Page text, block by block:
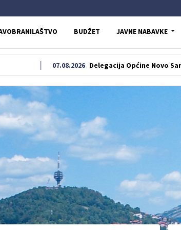
BUDŽET JAVNE NABAVKE
Delegacija Općine Novo Sarajevo